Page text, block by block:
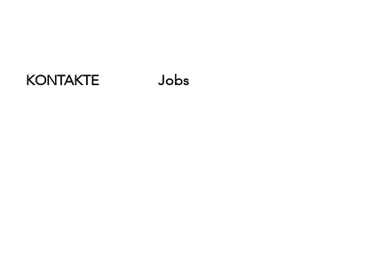
KONTAKTE Jobs